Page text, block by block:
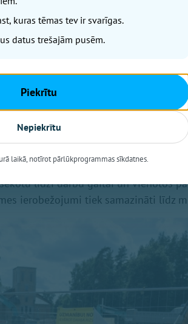
aktīvi būvdarbi nav iespējami.
Andris Krauja uzsver: “Šis ir
projektiem Ikšķilē pēdējo gadu laikā.
mūsdienīgāku valsts autoceļa
velosipēdistu ceļu līdz Ogrei,
gājējiem un velobraucējiem, gan
vienmēr nākas saskarties ar
projekta ieguvumi kalpos Ikšķiles
gadus. Tāpēc pašvaldība regulāri
līdzi darbu gaitai un vienotos
ierobežojumi tiek samazināti līdz
kuras tēmas tev ir svarīgas.
datus trešajām pusēm.
Piekrītu
Nepiekrītu
laikā, notīrot pārlūkprogrammas sīkdatnes.